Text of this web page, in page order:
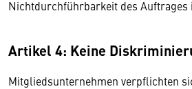
Nichtdurchführbarkeit des
Artikel 4: Keine
Mitgliedsunternehmen verpflichten